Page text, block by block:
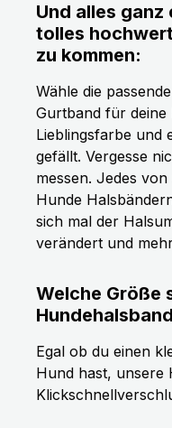
Und alles ganz
tolles
zu kommen:
Wähle die
Gurtband für deine
Lieblingsfarbe und
gefällt. Vergesse
messen. Jedes
Hunde
sich mal der
verändert und
Welche Größe
Egal ob du einen
Hund hast, unsere